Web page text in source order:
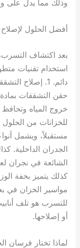
وذلك مما يدل على
أفضل الحلول
بعد اكتشاف
استخدام تقنيات
دائم. 1. إصلاح
حقن التشققات
للخزانات من الحلول
مستقبلاً، ويشمل
الجدران الداخلية.
الشائعة في نجران
مواسير الخزان في
للتسرب هو تلف
أو إصلاحها.
لماذا تختار